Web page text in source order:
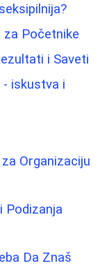
za Početnike
i Saveti
iskustva i
Organizaciju
Podizanja
Da Znaš